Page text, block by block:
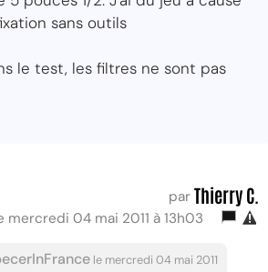
sans outils
le test, les filtres ne sont pas
par Thierry C.
mercredi 04 mai 2011 à 13h03
le mercredi 04 mai 2011